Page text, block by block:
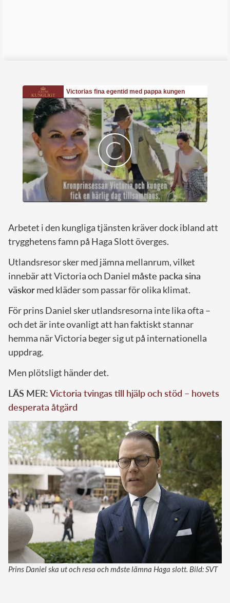
Arbetet i den kungliga tjänsten kräver dock ibland att
trygghetens famn på Haga Slott överges.
Utlandsresor sker med jämna mellanrum, vilket
innebär att Victoria och Daniel måste packa sina
väskormed kläder som passar för olika klimat.
För prins Daniel sker utlandsresorna inte lika ofta –
och det är inte ovanligt att han faktiskt stannar
hemma när Victoria beger sig ut på internationella
uppdrag.
Men plötsligt händer det.
LÄS MER:Victoria tvingas till hjälp och stöd – hovets
desperata åtgärd
Prins Daniel ska ut och resa och måste lämna Haga slott. Bild: SVT